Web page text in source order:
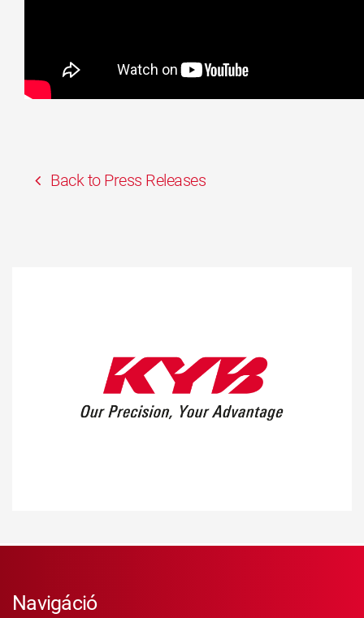
Back to Press Releases
Navigáció